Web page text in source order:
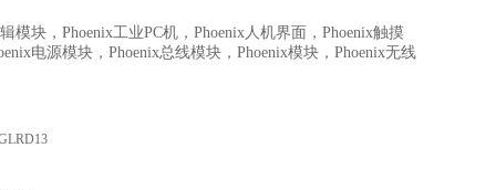
模块，Phoenix工业PC机，Phoenix人机界面，Phoenix触摸
电源模块，Phoenix总线模块，Phoenix模块，Phoenix无线